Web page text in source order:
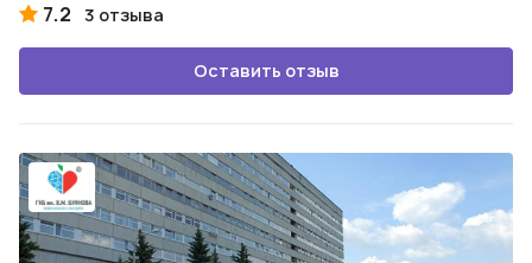
7.2 3 отзыва
Оставить отзыв